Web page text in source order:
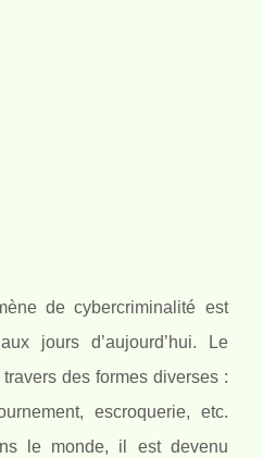
de cybercriminalité est
jours d’aujourd’hui. Le
des formes diverses :
escroquerie, etc.
le monde, il est devenu